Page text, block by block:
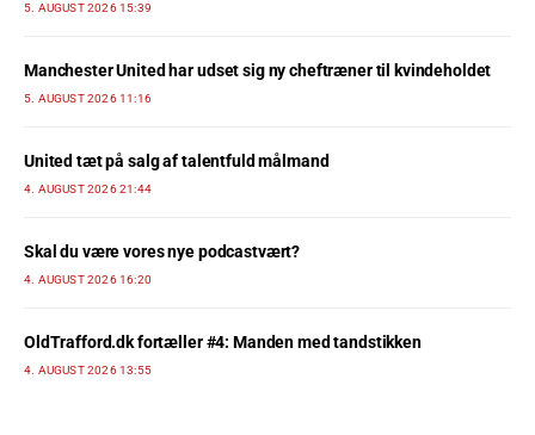
5. AUGUST 2026 15:39
Manchester United har udset sig ny cheftræner til kvindeholdet
5. AUGUST 2026 11:16
United tæt på salg af talentfuld målmand
4. AUGUST 2026 21:44
Skal du være vores nye podcastvært?
4. AUGUST 2026 16:20
OldTrafford.dk fortæller #4: Manden med tandstikken
4. AUGUST 2026 13:55